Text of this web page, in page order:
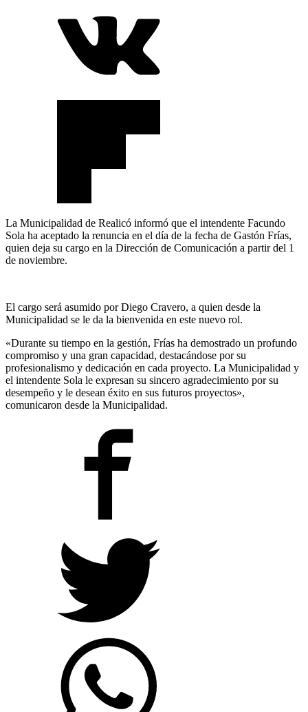
La Municipalidad de Realicó informó que el intendente Facundo
Sola ha aceptado la renuncia en el día de la fecha de Gastón Frías,
quien deja su cargo en la Dirección de Comunicación a partir del 1
de noviembre.
El cargo será asumido por Diego Cravero, a quien desde la
Municipalidad se le da la bienvenida en este nuevo rol.
«Durante su tiempo en la gestión, Frías ha demostrado un profundo
compromiso y una gran capacidad, destacándose por su
profesionalismo y dedicación en cada proyecto. La Municipalidad y
el intendente Sola le expresan su sincero agradecimiento por su
desempeño y le desean éxito en sus futuros proyectos»,
comunicaron desde la Municipalidad.